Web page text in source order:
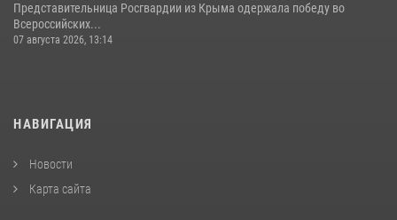
Представительница Росгвардии из Крыма одержала победу во
Всероссийских...
07 августа 2026, 13:14
НАВИГАЦИЯ
Новости
Карта сайта